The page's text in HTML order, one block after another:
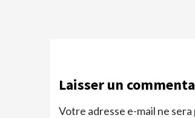
Laisser un
Votre adresse e-mail ne sera